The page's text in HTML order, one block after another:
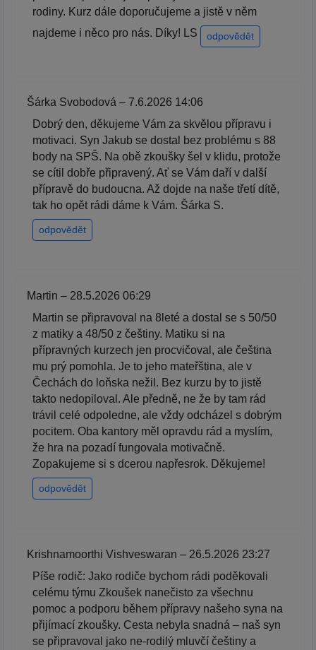
rodiny. Kurz dále doporučujeme a jistě v něm
najdeme i něco pro nás. Díky! LS
odpovědět
Šárka Svobodová – 7.6.2026 14:06
Dobrý den, děkujeme Vám za skvělou přípravu i
motivaci. Syn Jakub se dostal bez problému s 88
body na SPŠ. Na obě zkoušky šel v klidu, protože
se cítil dobře připravený. Ať se Vám daří v další
přípravě do budoucna. Až dojde na naše třetí dítě,
tak ho opět rádi dáme k Vám. Šárka S.
odpovědět
Martin – 28.5.2026 06:29
Martin se připravoval na 8leté a dostal se s 50/50
z matiky a 48/50 z češtiny. Matiku si na
přípravných kurzech jen procvičoval, ale čeština
mu prý pomohla. Je to jeho mateřština, ale v
Čechách do loňska nežil. Bez kurzu by to jistě
takto nedopiloval. Ale předně, ne že by tam rád
trávil celé odpoledne, ale vždy odcházel s dobrým
pocitem. Oba kantory měl opravdu rád a myslím,
že hra na pozadí fungovala motivačně.
Zopakujeme si s dcerou napřesrok. Děkujeme!
odpovědět
Krishnamoorthi Vishveswaran – 26.5.2026 23:27
Píše rodič: Jako rodiče bychom rádi poděkovali
celému týmu Zkoušek nanečisto za všechnu
pomoc a podporu během přípravy našeho syna na
přijímací zkoušky. Cesta nebyla snadná – naš syn
se připravoval jako ne-rodilý mluvčí češtiny a